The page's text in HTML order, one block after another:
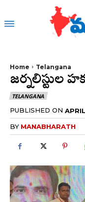
Home Telangana
జర్నలిస్టుల
TELANGANA
PUBLISHED ON
BY MANABHARATH